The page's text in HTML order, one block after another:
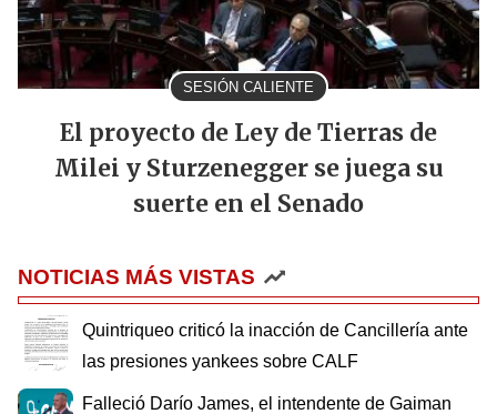
SESIÓN CALIENTE
El proyecto de Ley de Tierras de
Milei y Sturzenegger se juega su
suerte en el Senado
NOTICIAS MÁS VISTAS
Quintriqueo criticó la inacción de Cancillería ante
las presiones yankees sobre CALF
Falleció Darío James, el intendente de Gaiman